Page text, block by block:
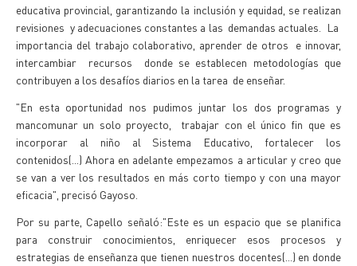
educativa provincial, garantizando la inclusión y equidad, se realizan
revisiones y adecuaciones constantes a las demandas actuales. La
importancia del trabajo colaborativo, aprender de otros e innovar,
intercambiar recursos donde se establecen metodologías que
contribuyen a los desafíos diarios en la tarea de enseñar.
"En esta oportunidad nos pudimos juntar los dos programas y
mancomunar un solo proyecto, trabajar con el único fin que es
incorporar al niño al Sistema Educativo, fortalecer los
contenidos(...) Ahora en adelante empezamos a articular y creo que
se van a ver los resultados en más corto tiempo y con una mayor
eficacia", precisó Gayoso.
Por su parte, Capello señaló:"Este es un espacio que se planifica
para construir conocimientos, enriquecer esos procesos y
estrategias de enseñanza que tienen nuestros docentes(...) en donde